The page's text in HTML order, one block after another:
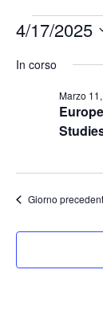
4/17/2025
la
In corso
Marzo
Giorno